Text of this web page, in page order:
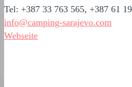
Tel: +387 33 763 565, +387 61
info@camping-sarajevo.com
Webseite